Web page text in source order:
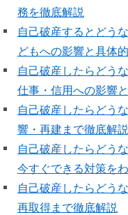
務を徹底解説
自己破産するとどう
どもへの影響と具体
自己破産したらどう
仕事・信用への影響
自己破産したらどう
響・再建まで徹底解説
自己破産したらどう
今すぐできる対策を
自己破産したらどう
再取得まで徹底解説